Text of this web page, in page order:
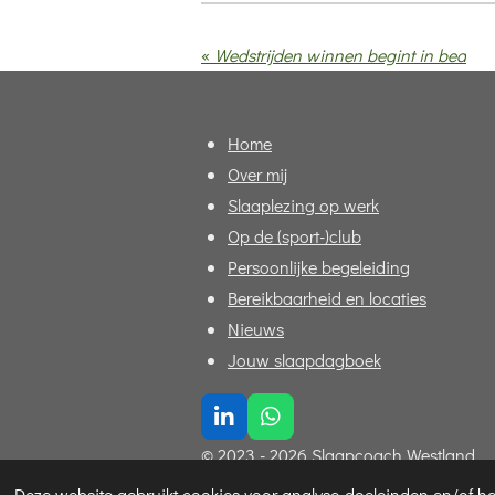
« Wedstrijden winnen begint in bed
Home
Over mij
Slaaplezing op werk
Op de (sport-)club
Persoonlijke begeleiding
Bereikbaarheid en locaties
Nieuws
Jouw slaapdagboek
L
i
n
k
W
h
a
t
© 2023 - 2026 Slaapcoach Westland